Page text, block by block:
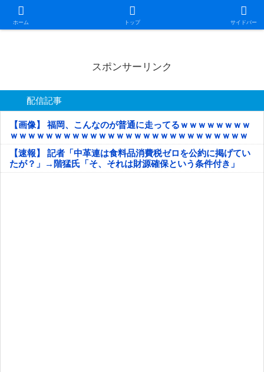
ホーム トップ サイドバー
日本第一！ニュース録
スポンサーリンク
配信記事
【画像】 福岡、こんなのが普通に走ってるｗｗｗｗｗｗｗｗ
ｗｗｗｗｗｗｗｗｗｗｗｗｗｗｗｗｗｗｗｗｗｗｗｗｗｗｗ
ｗｗｗｗｗ
【速報】 記者「中革連は食料品消費税ゼロを公約に掲げてい
たが？」→階猛氏「そ、それは財源確保という条件付き」